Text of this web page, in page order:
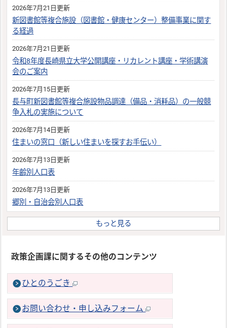
2026年7月21日更新
新図書館等複合施設（図書館・健康センター）整備事業に関す
る経過
2026年7月21日更新
令和8年度長崎県立大学公開講座・リカレント講座・学術講演
会のご案内
2026年7月15日更新
長与町新図書館等複合施設物品調達（備品・消耗品）の一般競
争入札の実施について
2026年7月14日更新
住まいの窓口（新しい住まいを探すお手伝い）
2026年7月13日更新
年齢別人口表
2026年7月13日更新
郷別・自治会別人口表
もっと見る
政策企画課に関するその他のコンテンツ
ひとのうごき
お問い合わせ・申し込みフォーム